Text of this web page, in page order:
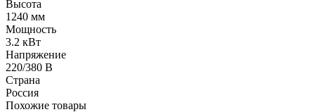
Высота
1240 мм
Мощность
3.2 кВт
Напряжение
220/380 В
Страна
Россия
Похожие товары